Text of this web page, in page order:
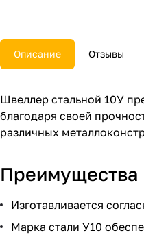
Описание Отзывы
Швеллер стальной 10У
благодаря своей
различных
Преимущества
Изготавливается
Марка стали У10